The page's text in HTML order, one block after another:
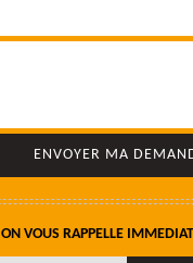
ON VOUS RAPPELLE